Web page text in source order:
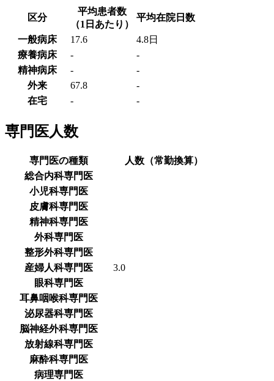
区分
平均患者数
（1日あたり）
平均在院日数
一般病床 17.6
4.8日
療養病床
-
-
精神病床
-
-
外来
67.8
-
在宅
- -
専門医人数
専門医の種類
人数（常勤換算）
総合内科専門医
小児科専門医
皮膚科専門医
精神科専門医
外科専門医
整形外科専門医
産婦人科専門医
3.0
眼科専門医
耳鼻咽喉科専門医
泌尿器科専門医
脳神経外科専門医
放射線科専門医
麻酔科専門医
病理専門医